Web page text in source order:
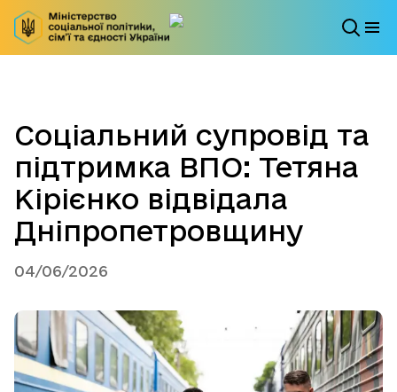
Соціальний супровід та
підтримка ВПО: Тетяна
Кірієнко відвідала
Дніпропетровщину
04/06/2026